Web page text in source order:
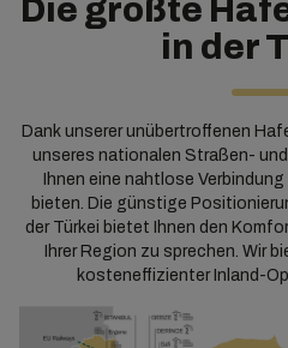
Die größte
in der
Dank unserer unübertroffenen
unseres nationalen Straßen-
Ihnen eine nahtlose
bieten. Die günstige
der Türkei bietet Ihnen den
Ihrer Region zu sprechen. Wir
kosteneffizienter Inland-